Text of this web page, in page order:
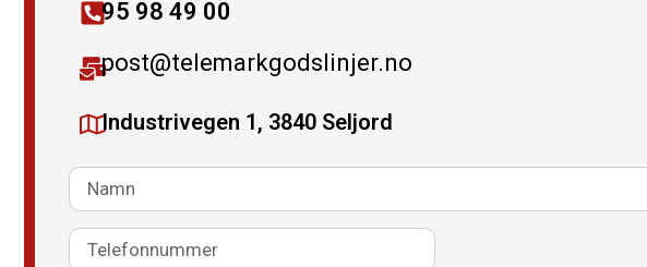
95 98 49 00
post@telemarkgodslinjer.no
Industrivegen 1, 3840 Seljord